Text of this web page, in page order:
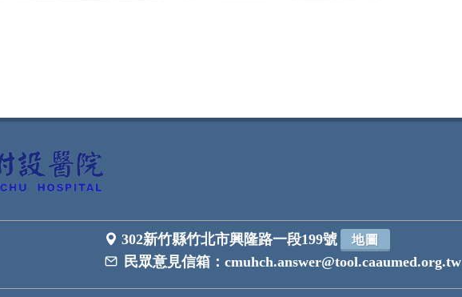
302新竹縣竹北市興隆路一段199號 地圖
民眾意見信箱：cmuhch.answer@tool.caaumed.org.tw